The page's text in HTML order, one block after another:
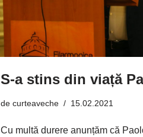
S-a stins din viață
de curteaveche 15.02.2021
Cu multă durere anunțăm că